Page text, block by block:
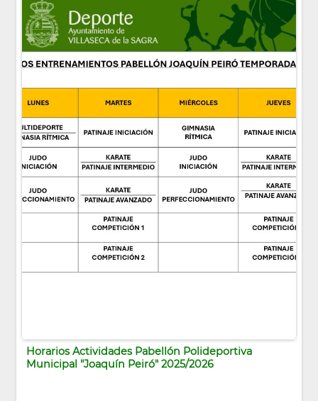
Horarios Actividades Pabellón Polideportiva
Municipal "Joaquín Peiró" 2025/2026